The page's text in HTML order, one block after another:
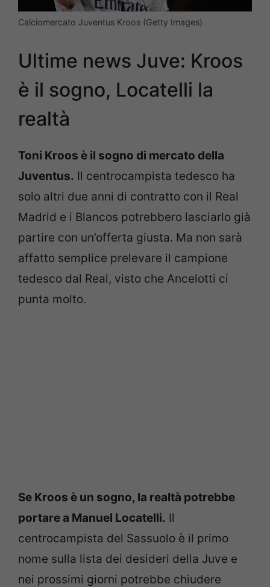
Calciomercato Juventus Kroos (Getty Images)
Ultime news Juve: Kroos
è il sogno, Locatelli la
realtà
Toni Kroos è il sogno di mercato della
Juventus. Il centrocampista tedesco ha
solo altri due anni di contratto con il Real
Madrid e i Blancos potrebbero lasciarlo già
partire con un’offerta giusta. Ma non sarà
affatto semplice prelevare il campione
tedesco dal Real, visto che Ancelotti ci
punta molto.
Se Kroos è un sogno, la realtà potrebbe
portare a Manuel Locatelli. Il
centrocampista del Sassuolo è il primo
nome sulla lista dei desideri della Juve e
nei prossimi giorni potrebbe chiudere